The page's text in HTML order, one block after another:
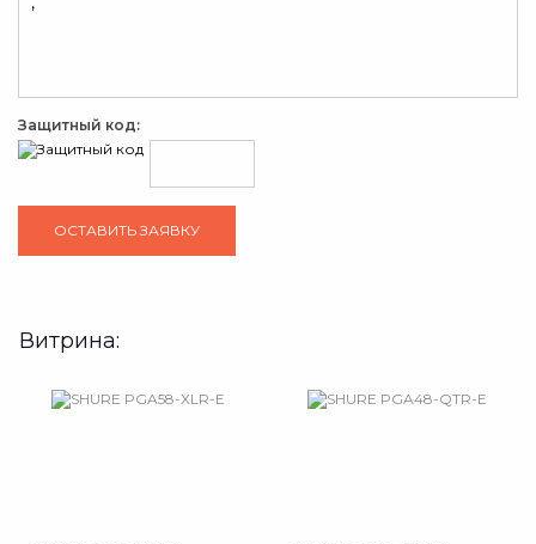
Защитный код:
Витрина: